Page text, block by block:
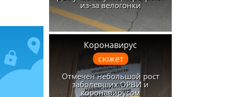
из-за велогонки
Коронавирус
сюжет
Отмечен небольшой рост
заболевших ОРВИ и
коронавирусом